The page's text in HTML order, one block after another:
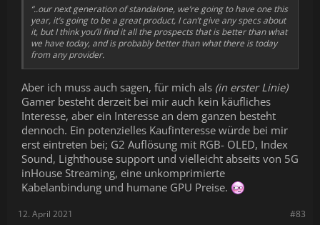
“..our next generation of standalone, we’re going to have one this
year, it’s going to be a great product, I can’t give any specs about
it, but I think you’ll find it all the prospects that is better than what
we have today, and is probably better than what there is today
from any provider.
Aber ich muss auch sagen, für mich als (in erster Linie)
Gamer besteht derzeit bei mir auch kein käufliches
Interesse, aber ein Interesse an dem ganzen besteht
dennoch. Ein potenzielles Kaufinteresse würde bei mir
erst eintreten bei; G2 Auflösung mit RGB- OLED, Index
Sound, Lighthouse support und vielleicht abseits von 5G
inHouse Streaming, eine unkomprimierte
Kabelanbindung und humane GPU Preise.
#83
12. April 2021